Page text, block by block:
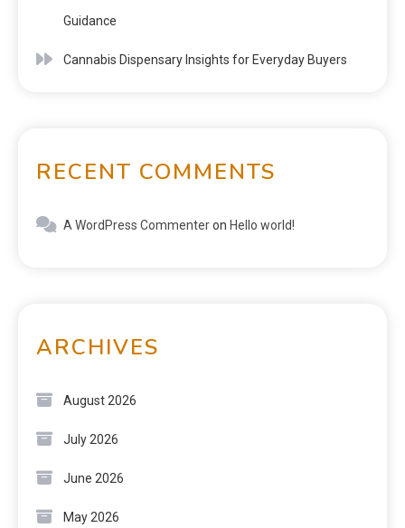
Guidance
Cannabis Dispensary Insights for Everyday Buyers
RECENT COMMENTS
A WordPress Commenteron Hello world!
ARCHIVES
August 2026
July 2026
June 2026
May 2026